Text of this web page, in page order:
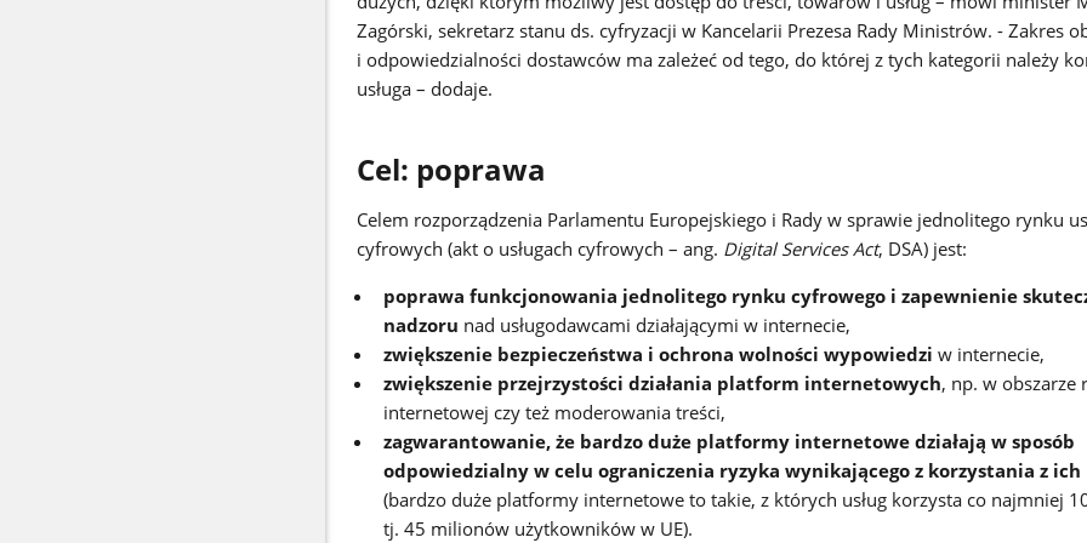
Zagórski, sekretarz stanu ds. cyfryzacji w Kancelarii Prezesa Rady Ministrów. - Zakres
i odpowiedzialności dostawców ma zależeć od tego, do której z tych kategorii należy
usługa – dodaje.
Cel: poprawa
Celem rozporządzeniaParlamentu Europejskiego i Rady w sprawie jednolitego rynku
cyfrowych (akt o usługach cyfrowych – ang. Digital Services Act, DSA) jest:
poprawa funkcjonowania jednolitego rynku cyfrowego i zapewnienie
nadzoru nad usługodawcami działającymi w internecie,
zwiększenie bezpieczeństwa i ochrona wolności wypowiedzi w internecie,
zwiększenie przejrzystości działania platform internetowych, np. w obszarze
internetowej czy też moderowania treści,
zagwarantowanie, że bardzo duże platformy internetowe działają w sposób
odpowiedzialny w celu ograniczenia ryzyka wynikającego z korzystania z ich
(bardzo duże platformy internetowe to takie, z których usług korzysta co najmniej
tj. 45 milionów użytkowników w UE).